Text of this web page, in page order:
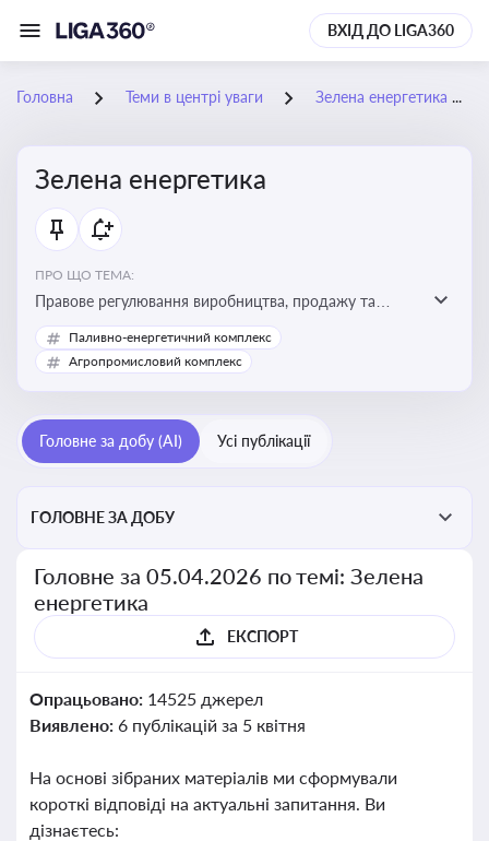
ВХІД ДО LIGA360
Головна Теми в центрі уваги Зелена енергетика
Зелена енергетика
ПРО ЩО ТЕМА:
Правове регулювання виробництва, продажу та
державної підтримки енергії з альтернативних і
відновлюваних джерел
Паливно-енергетичний комплекс
Агропромисловий комплекс
Головне за добу (AI) Усі публікації
ГОЛОВНЕ ЗА ДОБУ
Головне за 05.04.2026 по темі: Зелена
енергетика
ЕКСПОРТ
Опрацьовано: 14525 джерел
Виявлено: 6 публікацій за 5 квітня
На основі зібраних матеріалів ми сформували
короткі відповіді на актуальні запитання. Ви
дізнаєтесь: